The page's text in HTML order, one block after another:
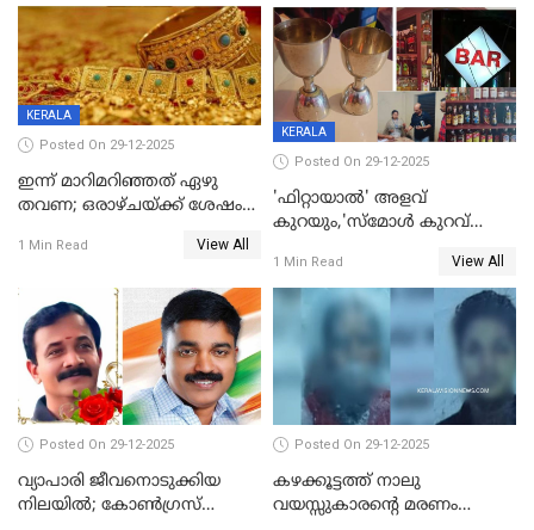
യുവാവ് ട്രെയിന്‍ തട്ടി മരിച്ചു
കളിക്കുന്നതിനിടെ
KERALA
Posted On 29-12-2025
ഇന്ന് മാറിമറിഞ്ഞത് ഏഴു
തവണ; ഒരാഴ്ചയ്ക്ക് ശേഷം
1 Min Read View All
KERALA
Posted On 29-12-2025
'ഫിറ്റായാൽ' അളവ്
കുറയും,'സ്‌മോൾ കുറവ്
പിഴ
1 Min Read View All
Posted On 29-12-2025
വ്യാപാരി ജീവനൊടുക്കിയ
നിലയില്‍; കോണ്‍ഗ്രസ്
Posted On 29-12-2025
കഴക്കൂട്ടത്ത് നാലു
വയസ്സുകാരന്റെ മരണം